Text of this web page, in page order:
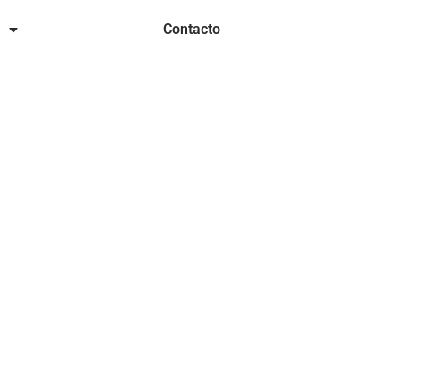
Contacto